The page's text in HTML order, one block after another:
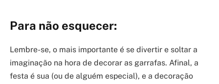
Para não esquecer:
Lembre-se, o mais importante é se divertir e soltar a
imaginação na hora de decorar as garrafas. Afinal, a
festa é sua (ou de alguém especial), e a decoração